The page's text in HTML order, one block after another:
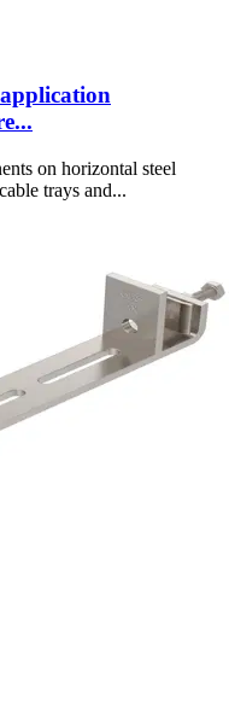
on horizontal steel
trays and...